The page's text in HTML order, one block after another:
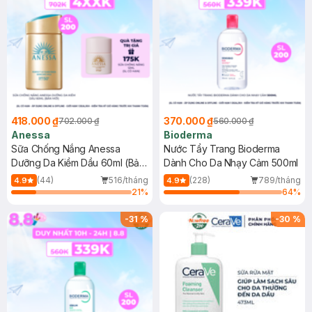
418.000 ₫702.000 ₫
Anessa
Sữa Chống Nắng Anessa
Dưỡng Da Kiềm Dầu 60ml (Bản
Mới)
4.9 (44)
516/tháng
21%
370.000 ₫560.000 ₫
Bioderma
Nước Tẩy Trang Bioderma
Dành Cho Da Nhạy Cảm 500ml
4.9 (228)
789/tháng
64%
-31% -30 %